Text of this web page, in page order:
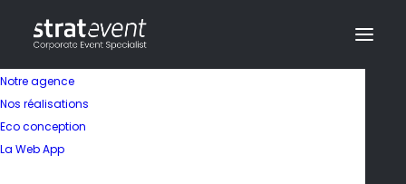
Notre agence
Nos réalisations
Eco conception
La Web AppSéminaire en France